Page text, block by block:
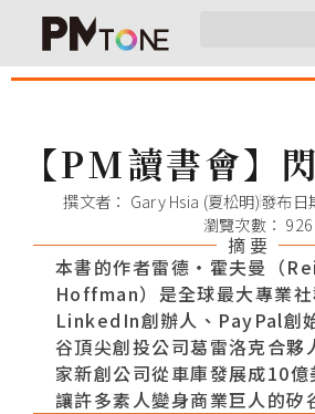
【PM讀書會】
撰文者： Gary Hsia (夏松明)發布日
瀏覽次數： 926
摘 要
本書的作者雷德‧霍夫曼（
Hoffman）是全球最大專業
LinkedIn創辦人、PayPal創
谷頂尖創投公司葛雷洛克合夥
家新創公司從車庫發展成10億
讓許多素人變身商業巨人的矽